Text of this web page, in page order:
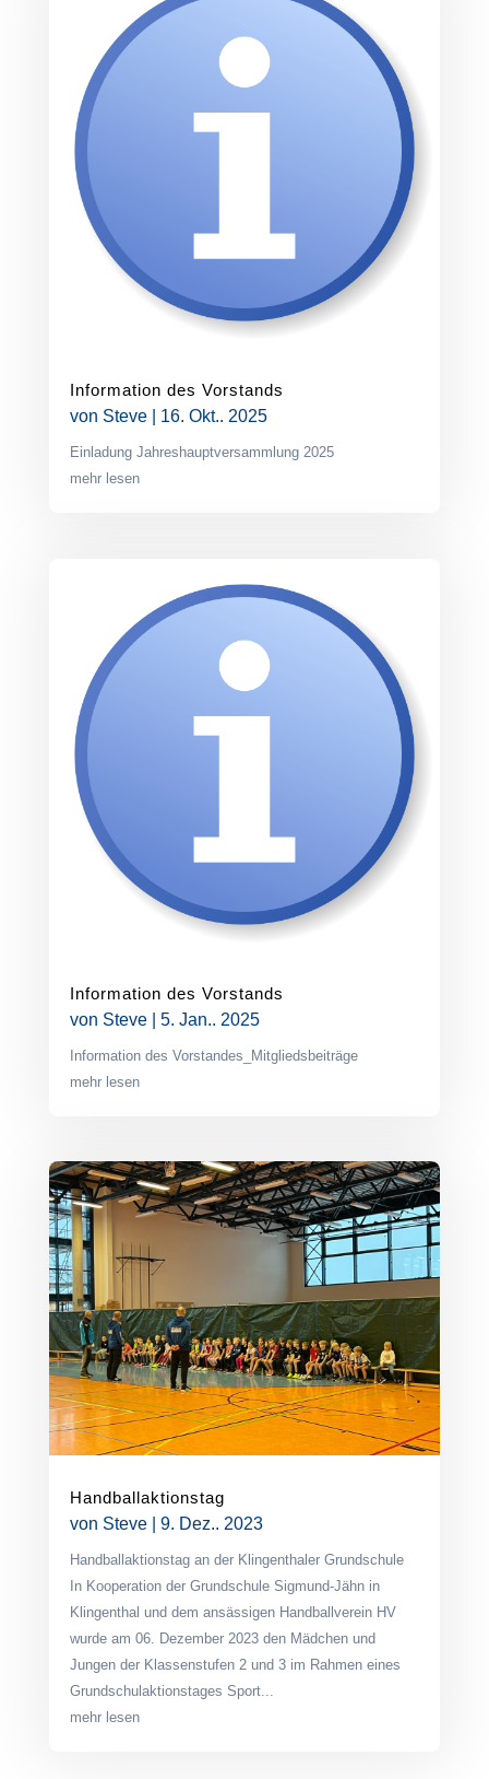
Information des Vorstands
von Steve| 16. Okt.. 2025
Einladung Jahreshauptversammlung 2025
mehr lesen
Information des Vorstands
von Steve| 5. Jan.. 2025
Information des Vorstandes_Mitgliedsbeiträge
mehr lesen
Handballaktionstag
von Steve| 9. Dez.. 2023
Handballaktionstag an der Klingenthaler Grundschule
In Kooperation der Grundschule Sigmund-Jähn in
Klingenthal und dem ansässigen Handballverein HV
wurde am 06. Dezember 2023 den Mädchen und
Jungen der Klassenstufen 2 und 3 im Rahmen eines
Grundschulaktionstages Sport...
mehr lesen